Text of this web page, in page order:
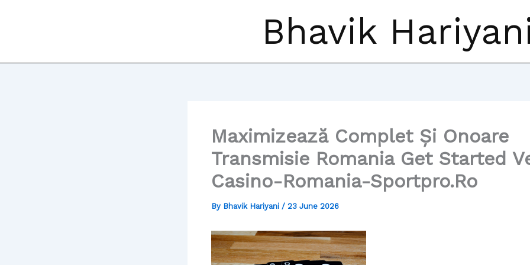
Bhavik
Maximizează Complet Și Onoare
Transmisie Romania Get Started
Casino-Romania-Sportpro.Ro
By Bhavik Hariyani / 23 June 2026